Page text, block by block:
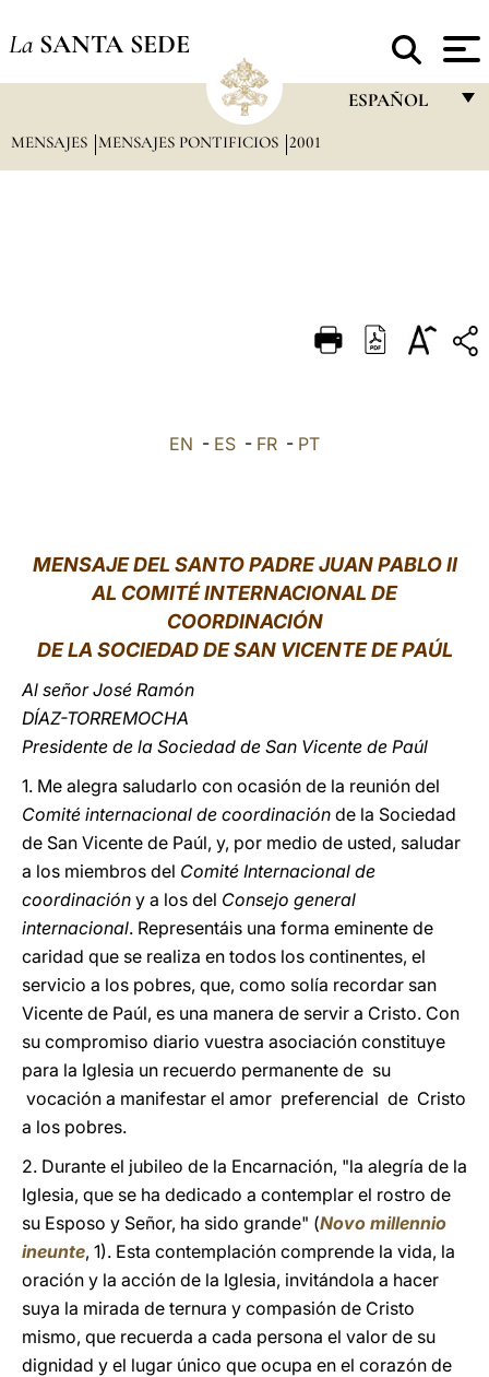
La SANTA SEDE
ESPAÑOL
DEUTSCH
MENSAJES MENSAJES PONTIFICIOS 2001
EN - ES - FR - PT
MENSAJE DEL SANTO PADRE JUAN PABLO II
AL COMITÉ INTERNACIONAL DE
COORDINACIÓN
DE LA SOCIEDAD DE SAN VICENTE DE PAÚL
Al señor José Ramón
DÍAZ-TORREMOCHA
Presidente de la Sociedad de San Vicente de Paúl
1. Me alegra saludarlo con ocasión de la reunión del
Comité internacional de coordinación de la Sociedad
de San Vicente de Paúl, y, por medio de usted, saludar
a los miembros del Comité Internacional de
coordinación y a los del Consejo general
internacional. Representáis una forma eminente de
caridad que se realiza en todos los continentes, el
servicio a los pobres, que, como solía recordar san
Vicente de Paúl, es una manera de servir a Cristo. Con
su compromiso diario vuestra asociación constituye
para la Iglesia un recuerdo permanente de su
vocación a manifestar el amor preferencial de Cristo
a los pobres.
2. Durante el jubileo de la Encarnación, "la alegría de la
Iglesia, que se ha dedicado a contemplar el rostro de
su Esposo y Señor, ha sido grande" (Novo millennio
ineunte, 1). Esta contemplación comprende la vida, la
oración y la acción de la Iglesia, invitándola a hacer
suya la mirada de ternura y compasión de Cristo
mismo, que recuerda a cada persona el valor de su
dignidad y el lugar único que ocupa en el corazón de